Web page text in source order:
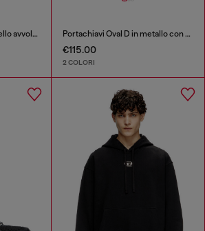
Occhiali da sole dal modello avvolgente Portachiavi Oval D in metallo con cristalli
€115.00
2 COLORI